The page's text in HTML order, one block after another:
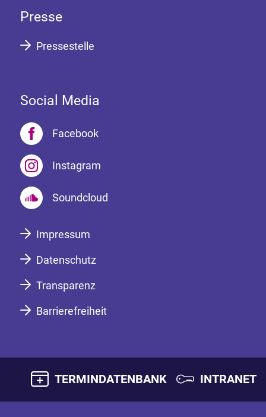
Presse
Pressestelle
Social Media
Facebook
Instagram
Soundcloud
Impressum
Datenschutz
Transparenz
Barrierefreiheit
TERMINDATENBANK INTRANET